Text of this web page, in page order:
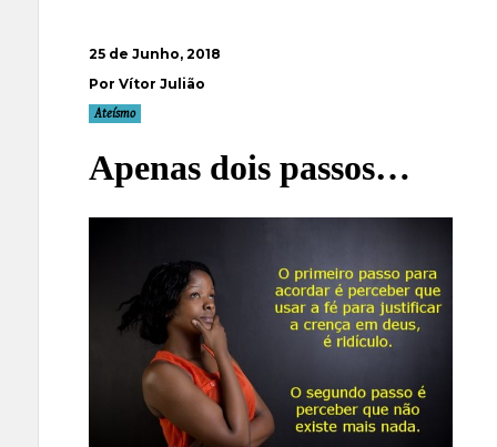
25 de Junho, 2018
Por Vítor Julião
Ateísmo
Apenas dois passos…